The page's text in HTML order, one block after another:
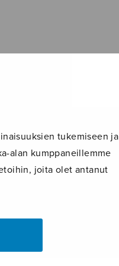
tukemiseen ja
alan kumppaneillemme
joita olet antanut